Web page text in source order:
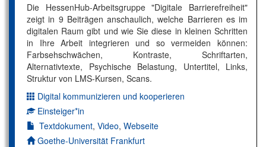
Die HessenHub-Arbeitsgruppe "Digitale Barrierefreiheit"
zeigt in 9 Beiträgen anschaulich, welche Barrieren es im
digitalen Raum gibt und wie Sie diese in kleinen Schritten
in Ihre Arbeit integrieren und so vermeiden können:
Farbsehschwächen, Kontraste, Schriftarten,
Alternativtexte, Psychische Belastung, Untertitel, Links,
Struktur von LMS-Kursen, Scans.
Dimension:
Digital kommunizieren und kooperieren
Kompetenzniveau:
Einsteiger*in
Textdokument, Video, Webseite
Autor*in:
Goethe-Universität Frankfurt